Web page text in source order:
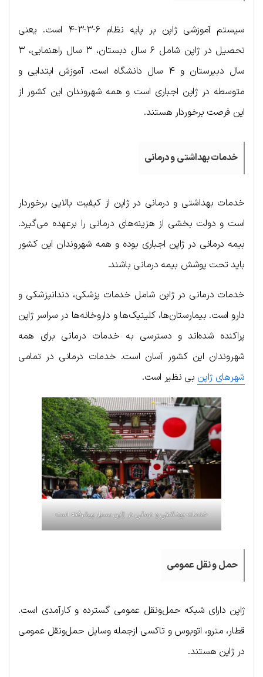
سیستم آموزشی ژاپن بر پایه نظام ۶-۳-۳-۴ است. یعنی
تحصیل در ژاپن شامل ۶ سال دبستان، ۳ سال راهنمایی، ۳
سال دبیرستان و ۴ سال دانشگاه است. آموزش ابتدایی و
متوسطه در ژاپن اجباری است و همه شهروندان این کشور از
این فرصت برخوردار هستند.
خدمات بهداشتی و درمانی
خدمات بهداشتی و درمانی در ژاپن از کیفیت بالایی برخوردار
است و دولت بخشی از هزینه‌های درمانی را برعهده می‌گیرد.
بیمه درمانی در ژاپن اجباری بوده و همه شهروندان این کشور
باید تحت پوشش بیمه درمانی باشند.
خدمات درمانی در ژاپن شامل خدمات پزشکی، دندانپزشکی و
دارو است. بیمارستان‌ها، کلینیک‌ها و داروخانه‌ها در سراسر ژاپن
پراکنده شده‌اند و دسترسی به خدمات درمانی برای همه
شهروندان این کشور آسان است. خدمات درمانی در تمامی
شهرهای ژاپن بی نظیر است.
خدمات بهداشتی و درمانی در ژاپن بسیار پیشرفته است
حمل و نقل عمومی
ژاپن دارای شبکه حمل‌ونقل عمومی گسترده و کارآمدی است.
قطار، مترو، اتوبوس و تاکسی ازجمله وسایل حمل‌ونقل عمومی
در ژاپن هستند.